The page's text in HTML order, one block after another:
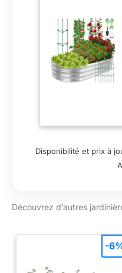
Disponibilité et prix à
Découvrez d’autres
-